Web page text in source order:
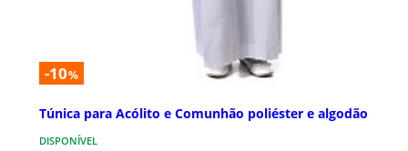
-10%
Túnica para Acólito e Comunhão poliéster e algodão
DISPONÍVEL